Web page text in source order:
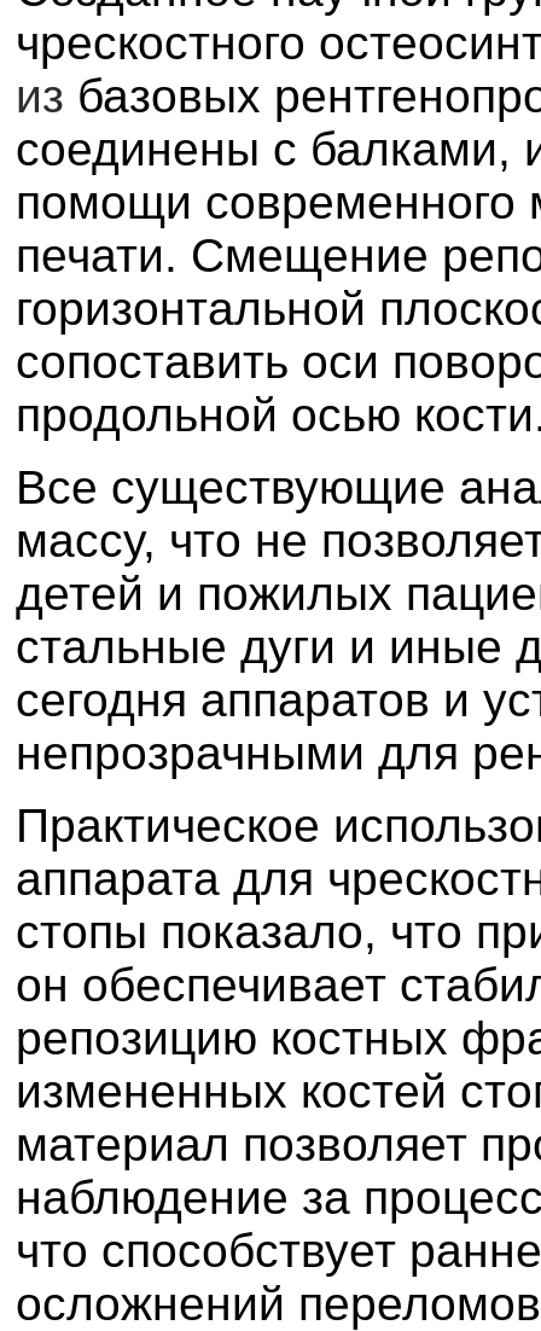
чрескостного
из базовых
соединены с балками,
помощи современного
печати. Смещение
горизонтальной
сопоставить оси
продольной осью
Все существующие
массу, что не
детей и пожилых
стальные дуги и иные
сегодня аппаратов и
непрозрачными для
Практическое
аппарата для
стопы показало, что
он обеспечивает
репозицию костных
измененных костей
материал позволяет
наблюдение за
что способствует
осложнений